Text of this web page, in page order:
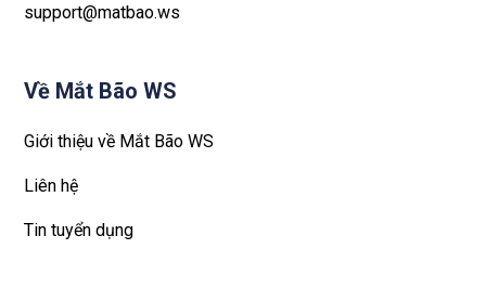
support@matbao.ws
Về Mắt Bão WS
Giới thiệu về Mắt Bão WS
Liên hệ
Tin tuyển dụng